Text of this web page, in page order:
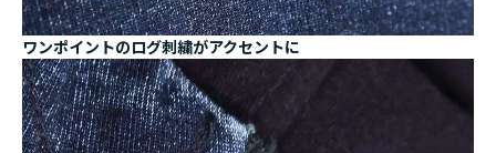
ワンポイントのログ刺繍がアクセントに